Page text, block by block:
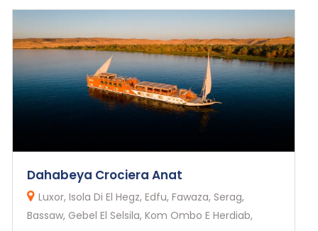
Dahabeya Crociera Anat
Luxor, Isola Di El Hegz, Edfu, Fawaza, Serag,
Bassaw, Gebel El Selsila, Kom Ombo E Herdiab,